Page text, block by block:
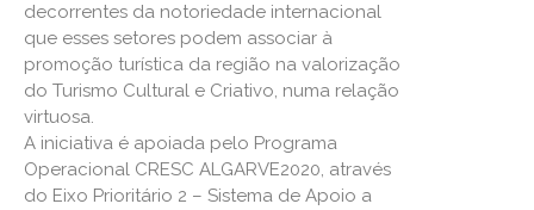
decorrentes da notoriedade internacional
que esses setores podem associar à
promoção turística da região na valorização
do Turismo Cultural e Criativo, numa relação
virtuosa.
A iniciativa é apoiada pelo Programa
Operacional CRESC ALGARVE2020, através
do Eixo Prioritário 2 – Sistema de Apoio a